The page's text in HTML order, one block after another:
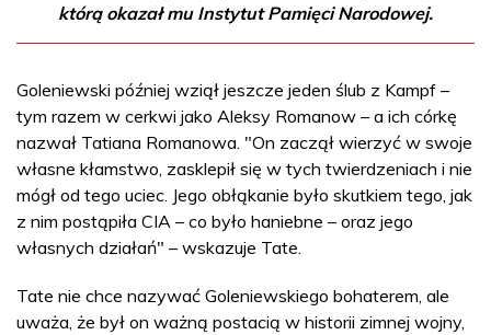
którą okazał mu Instytut Pamięci Narodowej.
Goleniewski później wziął jeszcze jeden ślub z Kampf –
tym razem w cerkwi jako Aleksy Romanow – a ich córkę
nazwał Tatiana Romanowa. "On zaczął wierzyć w swoje
własne kłamstwo, zasklepił się w tych twierdzeniach i nie
mógł od tego uciec. Jego obłąkanie było skutkiem tego, jak
z nim postąpiła CIA – co było haniebne – oraz jego
własnych działań" – wskazuje Tate.
Tate nie chce nazywać Goleniewskiego bohaterem, ale
uważa, że był on ważną postacią w historii zimnej wojny,